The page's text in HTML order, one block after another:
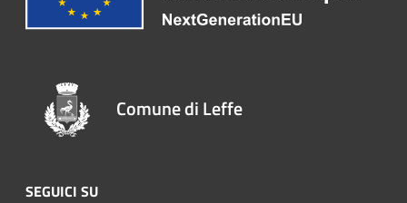
Comune di Leffe
SEGUICI SU